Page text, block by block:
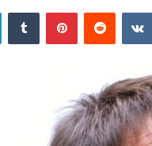
LinkedInTumblr PinterestReddit